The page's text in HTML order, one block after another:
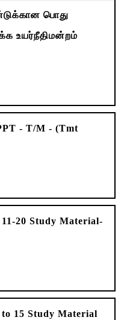
பொது
உயர்நீதிமன்றம்
- T/M - (Tmt
20 Study Material-
to 15 Study Material